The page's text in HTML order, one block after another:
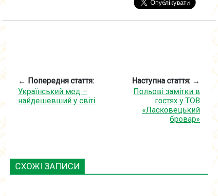
← Попередня стаття:
Український мед –
найдешевший у світі
Наступна стаття: →
Польові замітки в
гостях у ТОВ
«Ласковецький
бровар»
СХОЖІ ЗАПИСИ